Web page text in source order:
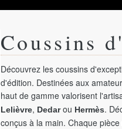
Coussins
Découvrez les coussins
d'édition. Destinées aux
haut de gamme valorisent
Lelièvre, Dedarou Hermès.
conçus à la main. Chaque